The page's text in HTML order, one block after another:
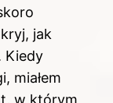
jak
Kiedy
miałem